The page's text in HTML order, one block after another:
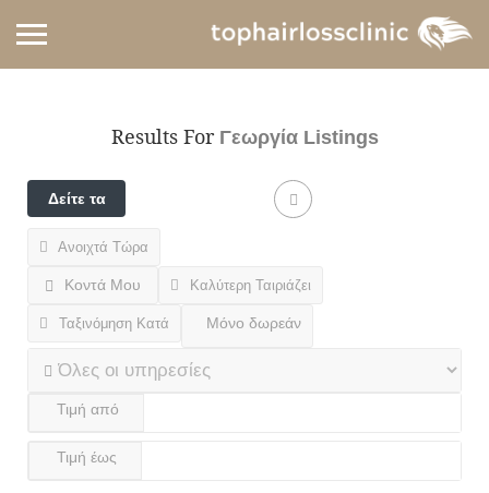
Results For Γεωργία Listings
Δείτε τα
Ανοιχτά Τώρα
Κοντά Μου Καλύτερη Ταιριάζει
Ταξινόμηση Κατά